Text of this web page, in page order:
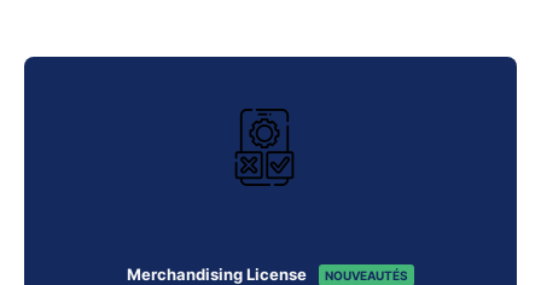
Merchandising License NOUVEAUTÉS